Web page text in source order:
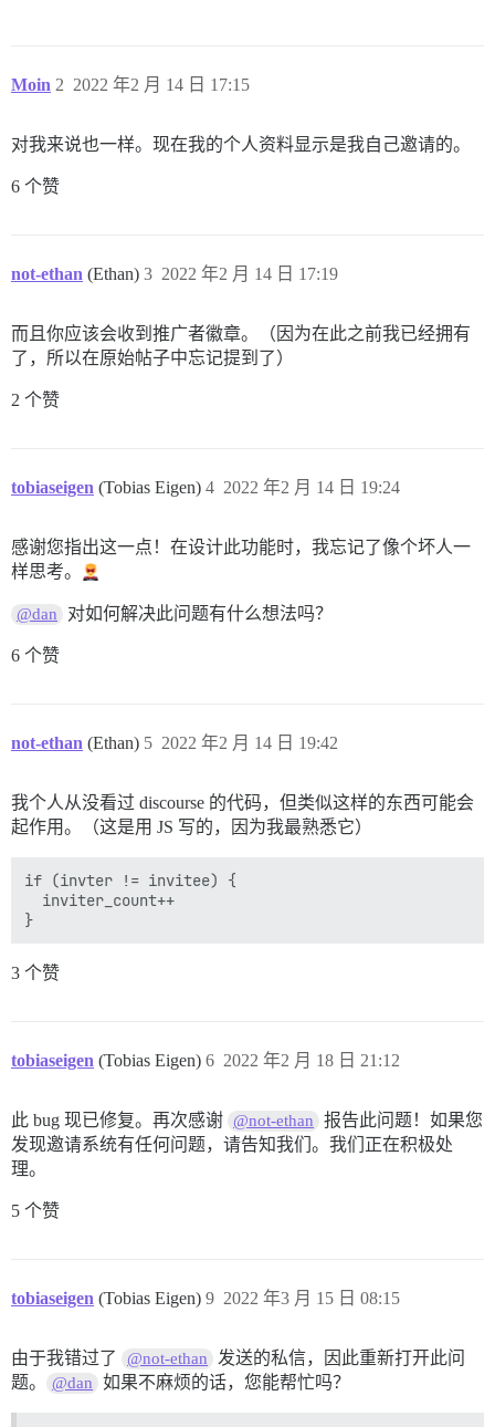
Moin 2022 年2 月 14 日 17:15
2
对我来说也一样。现在我的个人资料显示是我自己邀请的。
6 个赞
not-ethan (Ethan) 2022 年2 月 14 日 17:19
3
而且你应该会收到推广者徽章。（因为在此之前我已经拥有
了，所以在原始帖子中忘记提到了）
2 个赞
tobiaseigen (Tobias Eigen) 2022 年2 月 14 日 19:24
4
感谢您指出这一点！在设计此功能时，我忘记了像个坏人一
样思考。
@dan 对如何解决此问题有什么想法吗？
6 个赞
not-ethan (Ethan) 2022 年2 月 14 日 19:42
5
我个人从没看过 discourse 的代码，但类似这样的东西可能会
起作用。（这是用 JS 写的，因为我最熟悉它）
if (invter != invitee) {
  inviter_count++
3 个赞
tobiaseigen (Tobias Eigen) 2022 年2 月 18 日 21:12
6
此 bug 现已修复。再次感谢 @not-ethan
报告此问题！如果您
发现邀请系统有任何问题，请告知我们。我们正在积极处
理。
5 个赞
tobiaseigen (Tobias Eigen) 2022 年3 月 15 日 08:15
9
由于我错过了 @not-ethan
发送的私信，因此重新打开此问
题。
@dan 如果不麻烦的话，您能帮忙吗？